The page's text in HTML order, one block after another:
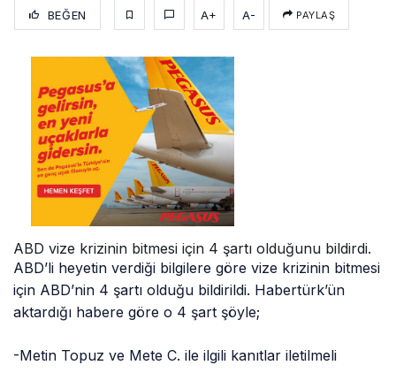
BEĞEN A+ A- PAYLAŞ
ABD vize krizinin bitmesi için 4 şartı olduğunu bildirdi.
ABD’li heyetin verdiği bilgilere göre vize krizinin bitmesi
için ABD’nin 4 şartı olduğu bildirildi. Habertürk’ün
aktardığı habere göre o 4 şart şöyle;
-Metin Topuz ve Mete C. ile ilgili kanıtlar iletilmeli